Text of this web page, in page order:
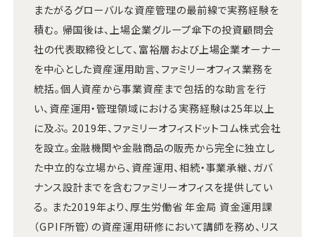
またがるグローバルな資産管理の最前線で実務経験を
積む。 帰国後は、上場企業グループ傘下の投資顧問会
社の代表取締役として、富裕層および上場企業オーナー
を中心とした資産運用助言、ファミリーオフィス業務を
統括。個人資産から事業資産まで包括的な助言を行
い、資産運用・管理領域における実務経験は25年以上
に及ぶ。 2019年、ファミリーオフィスドットコム株式会社
を設立。金融機関や金融商品の販売から完全に独立し
た中立的な立場から、資産運用、相続・事業承継、ガバ
ナンス設計までを含むファミリーオフィスを提供してい
る。 また2019年より、厚生労働省 年金局 資金運用課
（GPIF所管）の資産運用研修において講師を務め、リス